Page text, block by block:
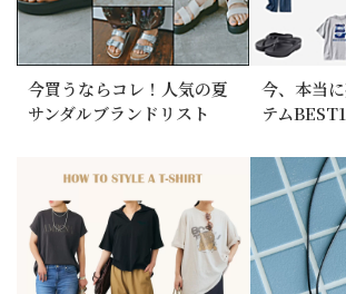
今買うならコレ！人気の夏
サンダルブランドリスト
今、本当
テム